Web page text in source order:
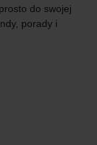
do swojej
porady i